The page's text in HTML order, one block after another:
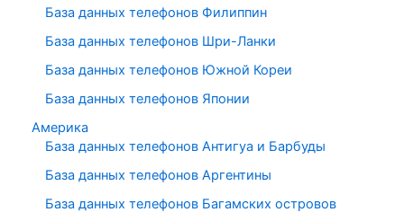
База данных телефонов Филиппин
База данных телефонов Шри-Ланки
База данных телефонов Южной Кореи
База данных телефонов Японии
Америка
База данных телефонов Антигуа и Барбуды
База данных телефонов Аргентины
База данных телефонов Багамских островов